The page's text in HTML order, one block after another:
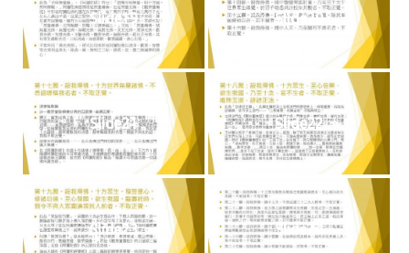
Slide19 Slide20
Slide21 Slide22
Slide23 Slide24